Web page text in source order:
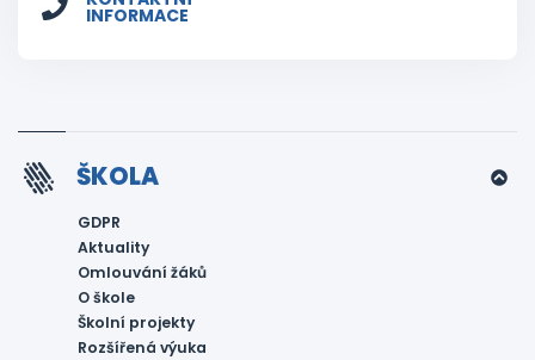
INFORMACE
ŠKOLA
GDPR
Aktuality
Omlouvání žáků
O škole
Školní projekty
Rozšířená výuka